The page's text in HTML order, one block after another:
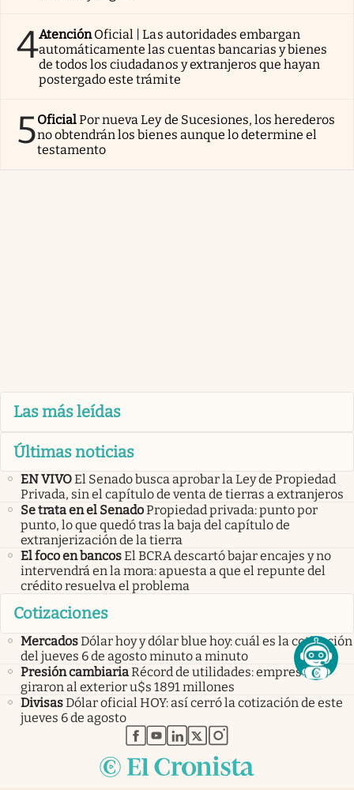
4AtenciónOficial | Las autoridades embargan
automáticamente las cuentas bancarias y bienes
de todos los ciudadanos y extranjeros que hayan
postergado este trámite
5OficialPor nueva Ley de Sucesiones, los herederos
no obtendrán los bienes aunque lo determine el
testamento
Las más leídas
Últimas noticias
EN VIVOEl Senado busca aprobar la Ley de Propiedad
Privada, sin el capítulo de venta de tierras a extranjeros
Se trata en el SenadoPropiedad privada: punto por
punto, lo que quedó tras la baja del capítulo de
extranjerización de la tierra
El foco en bancosEl BCRA descartó bajar encajes y no
intervendrá en la mora: apuesta a que el repunte del
crédito resuelva el problema
Cotizaciones
MercadosDólar hoy y dólar blue hoy: cuál es la cotización
del jueves 6 de agosto minuto a minuto
Presión cambiariaRécord de utilidades: empresas
giraron al exterior u$s 1891 millones
DivisasDólar oficial HOY: así cerró la cotización de este
jueves 6 de agosto
abre en nueva pestaña
abre en nueva pestaña
abre en nueva pestaña
abre en nueva pestaña
abre en nueva pestaña